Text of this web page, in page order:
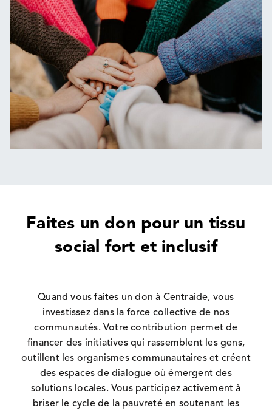
Faites un don pour un tissu
social fort et inclusif
Quand vous faites un don à Centraide, vous
investissez dans la force collective de nos
communautés. Votre contribution permet de
financer des initiatives qui rassemblent les gens,
outillent les organismes communautaires et créent
des espaces de dialogue où émergent des
solutions locales. Vous participez activement à
briser le cycle de la pauvreté en soutenant les